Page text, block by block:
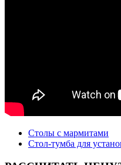
Столы с мармитами
Стол-тумба для